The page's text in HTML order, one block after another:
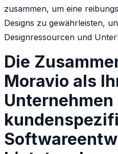
zusammen, um eine
Designs zu gewährleisten,
Designressourcen und
Die
Moravio als